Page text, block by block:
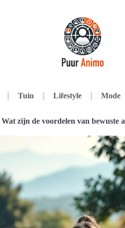
Tuin Lifestyle Mode
Wat zijn de voordelen van bewuste